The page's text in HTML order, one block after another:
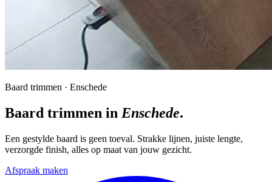
Baard trimmen · Enschede
Baard trimmen in Enschede.
Een gestylde baard is geen toeval. Strakke lijnen, juiste lengte,
verzorgde finish, alles op maat van jouw gezicht.
Afspraak maken